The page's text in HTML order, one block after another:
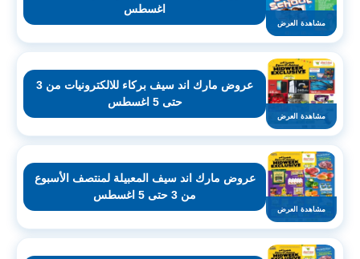
مشاهدة العرض
اغسطس
مشاهدة العرض
عروض مارك اند سيف بركاء للالكترونيات من 3
حتى 5 اغسطس
مشاهدة العرض
عروض مارك اند سيف المعبيلة لمنتصف الأسبوع
من 3 حتى 5 اغسطس